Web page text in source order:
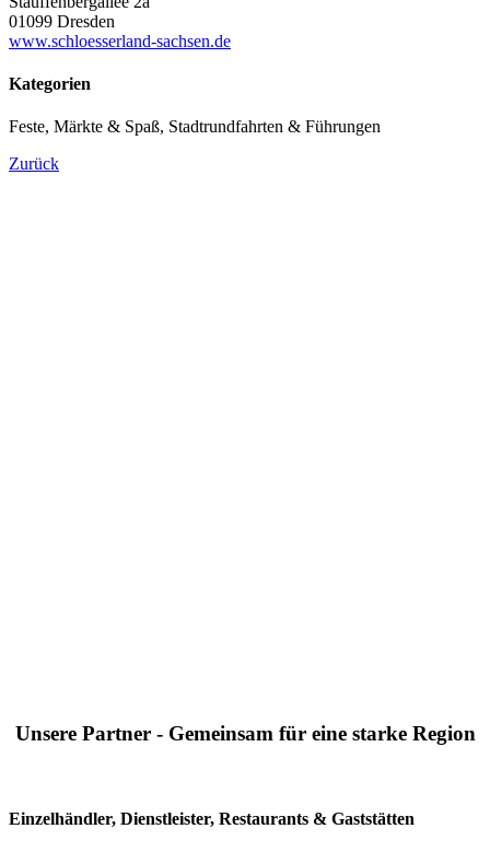
01099 Dresden
www.schloesserland-sachsen.de
Kategorien
Feste, Märkte & Spaß, Stadtrundfahrten & Führungen
Zurück
Unsere Partner - Gemeinsam für eine starke Region
Einzelhändler, Dienstleister, Restaurants & Gaststätten